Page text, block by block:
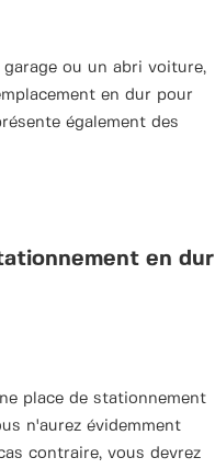
ou un abri voiture,
en dur pour
également des
en dur
place de stationnement
n'aurez évidemment
contraire, vous devrez